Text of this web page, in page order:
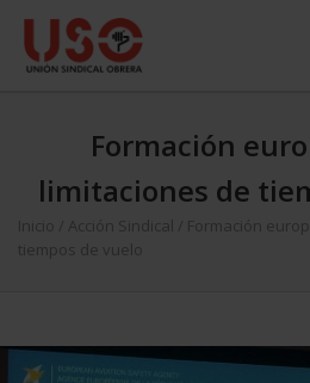
Formación
limitaciones de
Inicio Acción Sindical
Formación
tiempos de vuelo